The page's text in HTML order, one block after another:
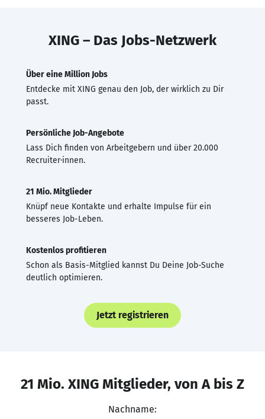
XING – Das Jobs-Netzwerk
Über eine Million Jobs
Entdecke mit XING genau den Job, der wirklich zu Dir
passt.
Persönliche Job-Angebote
Lass Dich finden von Arbeitgebern und über 20.000
Recruiter·innen.
21 Mio. Mitglieder
Knüpf neue Kontakte und erhalte Impulse für ein
besseres Job-Leben.
Kostenlos profitieren
Schon als Basis-Mitglied kannst Du Deine Job-Suche
deutlich optimieren.
Jetzt registrieren
21 Mio. XING Mitglieder, von A bis Z
Nachname: